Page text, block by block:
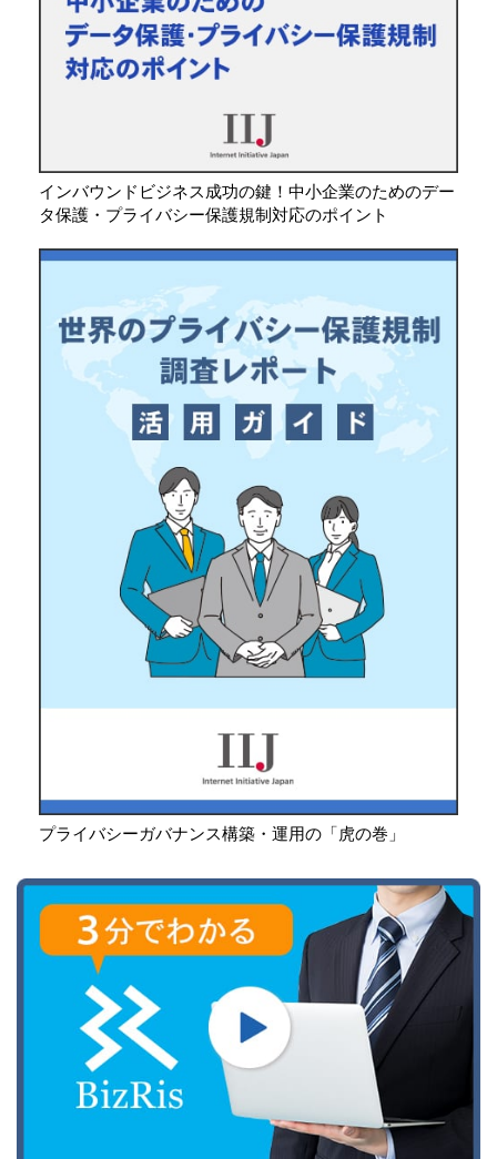
インバウンドビジネス成功の鍵！中小企業のためのデー
タ保護・プライバシー保護規制対応のポイント
プライバシーガバナンス構築・運用の「虎の巻」